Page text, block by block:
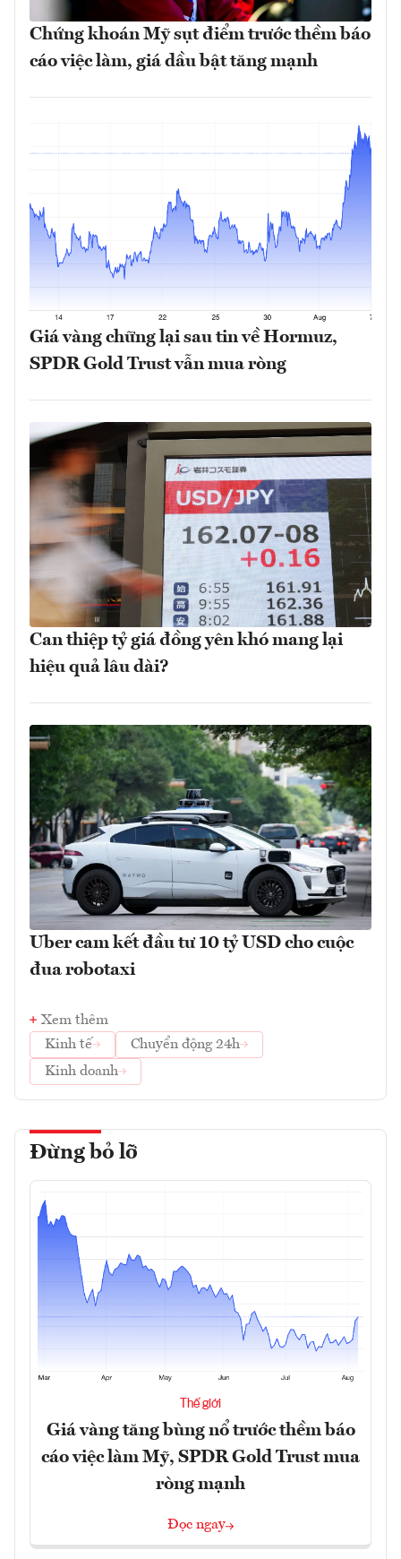
Chứng khoán Mỹ sụt điểm trước thềm báo
cáo việc làm, giá dầu bật tăng mạnh
Giá vàng chững lại sau tin về Hormuz,
SPDR Gold Trust vẫn mua ròng
Can thiệp tỷ giá đồng yên khó mang lại
hiệu quả lâu dài?
Uber cam kết đầu tư 10 tỷ USD cho cuộc
đua robotaxi
Xem thêm
Kinh tế
Chuyển động 24h
Kinh doanh
Đừng bỏ lỡ
Thế giới
Giá vàng tăng bùng nổ trước thềm báo
cáo việc làm Mỹ, SPDR Gold Trust mua
ròng mạnh
Đọc ngay